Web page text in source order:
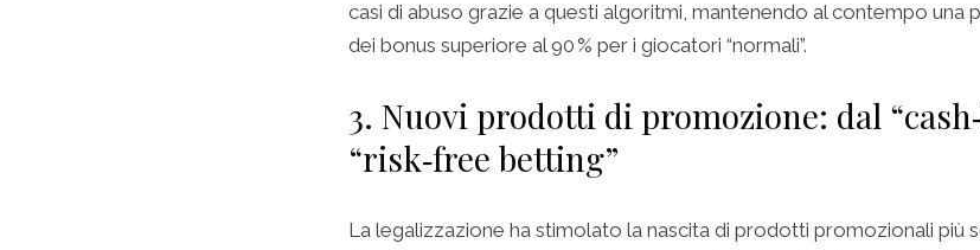
casi di abuso grazie a questi algoritmi, mantenendo al contempo una
dei bonus superiore al 90 % per i giocatori “normali”.
3. Nuovi prodotti di promozione: dal
“risk‑free betting”
La legalizzazione ha stimolato la nascita di prodotti promozionali più